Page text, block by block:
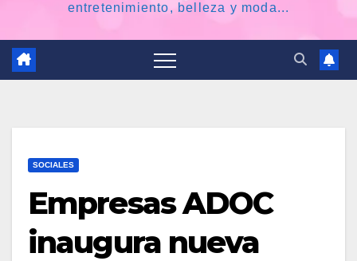
entretenimiento, belleza y moda...
SOCIALES
Empresas ADOC
inaugura nueva